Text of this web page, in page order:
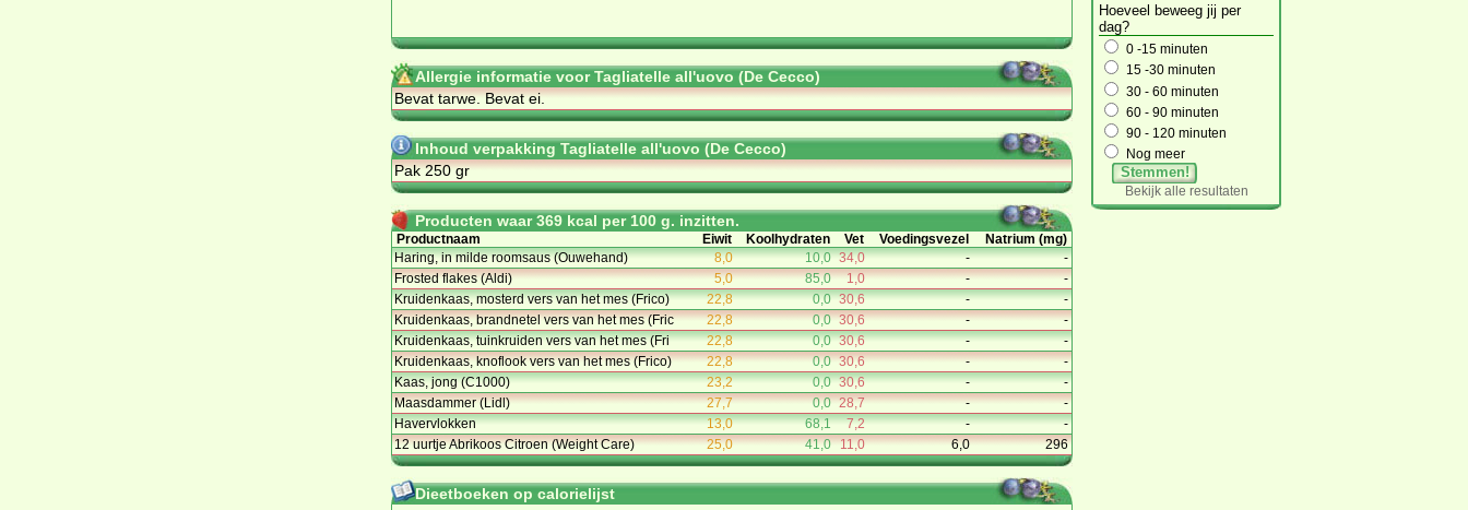
Allergie informatie voor Tagliatelle all'uovo (De Cecco)
Be­vat tar­we. Be­vat ei.
Inhoud verpakking Tagliatelle all'uovo (De Cecco)
Pak 250 gr
Producten waar 369 kcal per 100 g. inzitten.
Productnaam Eiwit Koolhydraten Vet Voedingsvezel
Natrium (mg)
Haring, in milde roomsaus (Ouwehand)
8,0 10,0 34,0 -
-
Frosted flakes (Aldi)
5,0 85,0 1,0 -
-
Kruidenkaas, mosterd vers van het mes (Frico)
22,8 0,0 30,6 -
-
Kruidenkaas, brandnetel vers van het mes (Fric
22,8 0,0 30,6 -
-
Kruidenkaas, tuinkruiden vers van het mes (Fri
22,8 0,0 30,6 -
-
Kruidenkaas, knoflook vers van het mes (Frico)
22,8 0,0 30,6 -
-
Kaas, jong (C1000)
23,2 0,0 30,6 -
-
Maasdammer (Lidl)
27,7 0,0 28,7 -
-
Havervlokken
13,0 68,1 7,2 -
-
12 uurtje Abrikoos Citroen (Weight Care)
25,0 41,0 11,0 6,0 296
Dieetboeken op calorielijst
Hoeveel beweeg jij per
dag?
0 -15 minuten
15 -30 minuten
30 - 60 minuten
60 - 90 minuten
90 - 120 minuten
Nog meer
Stemmen!
Bekijk alle resultaten